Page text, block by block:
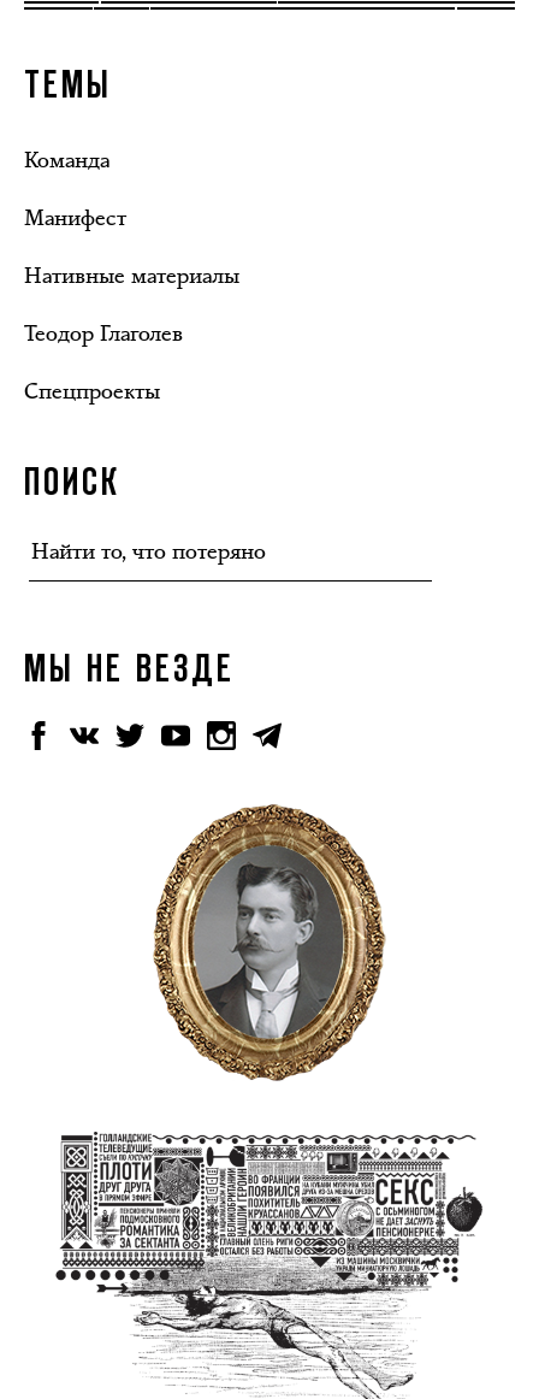
ТЕМЫ
Команда
Манифест
Нативные материалы
Теодор Глаголев
Спецпроекты
ПОИСК
МЫ НЕ ВЕЗДЕ